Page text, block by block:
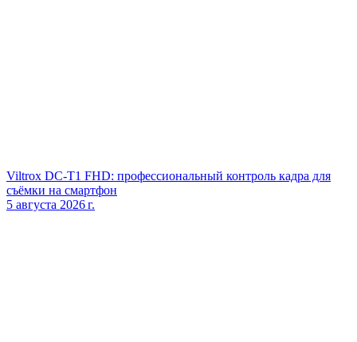
Viltrox DC‑T1 FHD: профессиональный контроль кадра для
съёмки на смартфон
5 августа 2026 г.